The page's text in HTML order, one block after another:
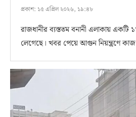
প্রকাশ: ১৫ এপ্রিল ২০২৬, ১৯:৪৮
রাজধানীর ব্যস্ততম বনানী এলাকায়
লেগেছে। খবর পেয়ে আগুন নিয়ন্ত্রণে